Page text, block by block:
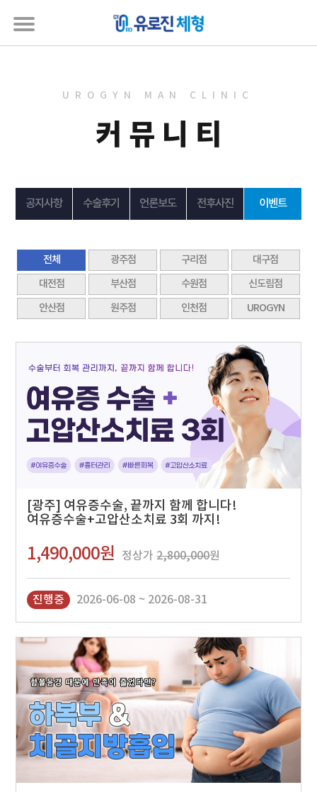
UROGYN MAN CLINIC
커뮤니티
공지사항 수술후기 언론보도 전후사진 이벤트
전체 광주점 구리점 대구점
대전점 부산점 수원점 신도림점
안산점 원주점 인천점 UROGYN
[광주] 여유증수술, 끝까지 함께 합니다!
여유증수술+고압산소치료 3회 까지!
1,490,000원 정상가2,800,000원
진행중 2026-06-08 ~ 2026-08-31